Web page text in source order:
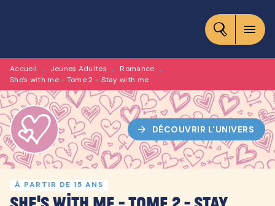
CONTENU
menu
Accueil • Jeunes Adultes • Romance •
She's with me - Tome 2 - Stay with me
arrow_forward DÉCOUVRIR L'UNIVERS
À PARTIR DE 15 ANS